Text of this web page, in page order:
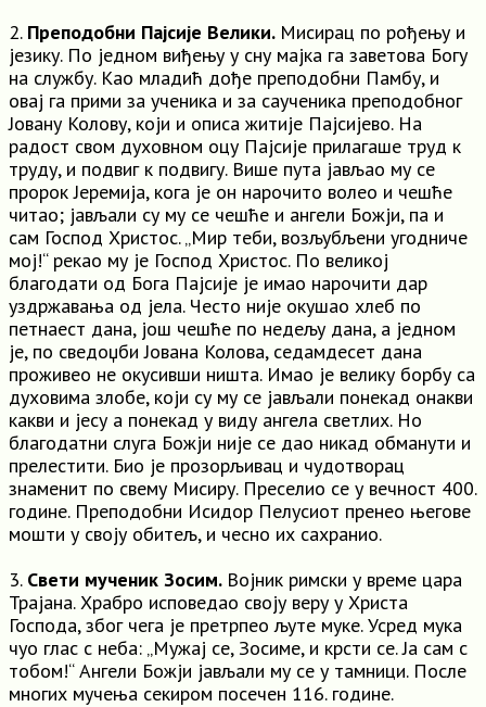
2. Преподобни Пајсије Велики. Мисирац по рођењу и
језику. По једном виђењу у сну мајка га заветова Богу
на службу. Као младић дође преподобни Памбу, и
овај га прими за ученика и за саученика преподобног
Јовану Колову, који и описа житије Пајсијево. На
радост свом духовном оцу Пајсије прилагаше труд к
труду, и подвиг к подвигу. Више пута јављао му се
пророк Јеремија, кога је он нарочито волео и чешће
читао; јављали су му се чешће и ангели Божји, па и
сам Господ Христос. „Мир теби, возљубљени угодниче
мој!“ рекао му је Господ Христос. По великој
благодати од Бога Пајсије је имао нарочити дар
уздржавања од јела. Често није окушао хлеб по
петнаест дана, још чешће по недељу дана, а једном
је, по сведоџби Јована Колова, седамдесет дана
проживео не окусивши ништа. Имао је велику борбу са
духовима злобе, који су му се јављали понекад онакви
какви и јесу а понекад у виду ангела светлих. Но
благодатни слуга Божји није се дао никад обманути и
прелестити. Био је прозорљивац и чудотворац
знаменит по свему Мисиру. Преселио се у вечност 400.
године. Преподобни Исидор Пелусиот пренео његове
мошти у своју обитељ, и чесно их сахранио.
3. Свети мученик Зосим. Војник римски у време цара
Трајана. Храбро исповедао своју веру у Христа
Господа, због чега је претрпео љуте муке. Усред мука
чуо глас с неба: „Мужај се, Зосиме, и крсти се. Ја сам с
тобом!“ Ангели Божји јављали му се у тамници. После
многих мучења секиром посечен 116. године.